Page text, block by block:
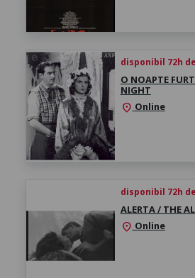
disponibil 72h
O NOAPTE
NIGHT
location_on Online
disponibil 72h
ALERTA / THE
location_on Online